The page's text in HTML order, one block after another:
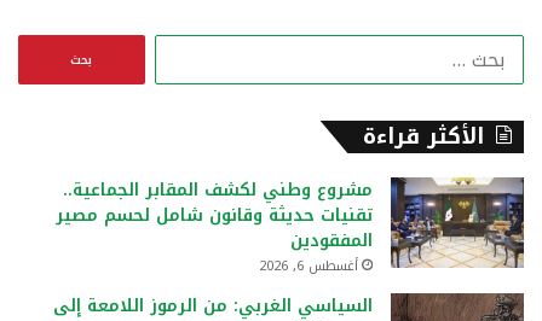
ن
الأكثر قراءة
مشروع وطني لكشف المقابر الجماعية..
تقنيات حديثة وقانون شامل لحسم مصير
المفقودين
أغسطس 6, 2026
السياسي الغربي: من الرموز اللامعة إلى